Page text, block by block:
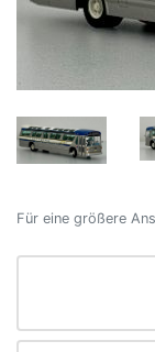
Für eine größere